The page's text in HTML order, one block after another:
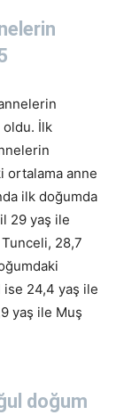
oldu. İlk
ortalama anne
ilk doğumda
29 yaş ile
28,7
ise 24,4 yaş ile
yaş ile Muş
doğum